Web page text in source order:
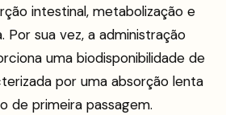
intestinal, metabolização e
Por sua vez, a administração
uma biodisponibilidade de
por uma absorção lenta
de primeira passagem.